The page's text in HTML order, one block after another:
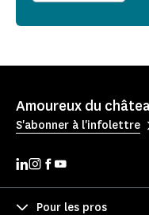
Amoureux du
S'abonner à l'infolettre
Pour les pros